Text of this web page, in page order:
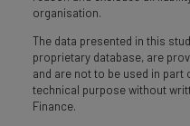
organisation.
The data presented in this
proprietary database, are
and are not to be used in
technical purpose without
Finance.